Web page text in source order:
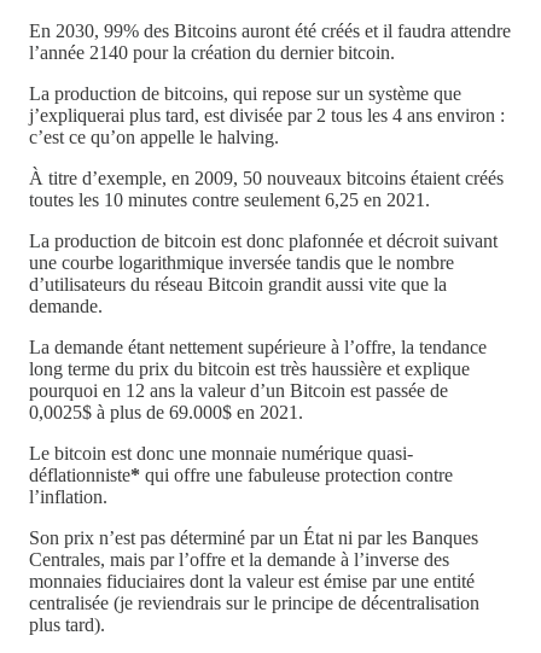
En 2030, 99% des Bitcoins auront été créés et il faudra attendre
l’année 2140 pour la création du dernier bitcoin.
La production de bitcoins, qui repose sur un système que
j’expliquerai plus tard, est divisée par 2 tous les 4 ans environ :
c’est ce qu’on appelle le halving.
À titre d’exemple, en 2009, 50 nouveaux bitcoins étaient créés
toutes les 10 minutes contre seulement 6,25 en 2021.
La production de bitcoin est donc plafonnée et décroit suivant
une courbe logarithmique inversée tandis que le nombre
d’utilisateurs du réseau Bitcoin grandit aussi vite que la
demande.
La demande étant nettement supérieure à l’offre, la tendance
long terme du prix du bitcoin est très haussière et explique
pourquoi en 12 ans la valeur d’un Bitcoin est passée de
0,0025$ à plus de 69.000$ en 2021.
Le bitcoin est donc une monnaie numérique quasi-
déflationniste* qui offre une fabuleuse protection contre
l’inflation.
Son prix n’est pas déterminé par un État ni par les Banques
Centrales, mais par l’offre et la demande à l’inverse des
monnaies fiduciaires dont la valeur est émise par une entité
centralisée (je reviendrais sur le principe de décentralisation
plus tard).